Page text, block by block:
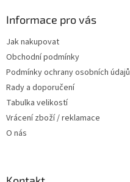
Informace pro vás
Jak nakupovat
Obchodní podmínky
Podmínky ochrany osobních údajů
Rady a doporučení
Tabulka velikostí
Vrácení zboží / reklamace
O nás